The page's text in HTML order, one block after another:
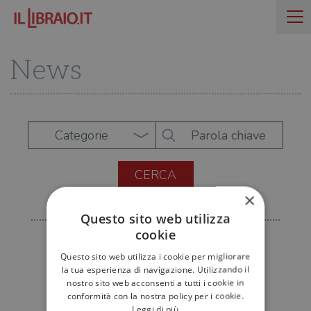
News
Categorie
×
Questo sito web utilizza
cookie
Questo sito web utilizza i cookie per migliorare
la tua esperienza di navigazione. Utilizzando il
nostro sito web acconsenti a tutti i cookie in
conformità con la nostra policy per i cookie.